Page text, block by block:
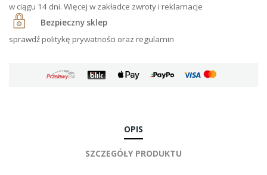
w ciągu 14 dni. Więcej w zakładce zwroty i reklamacje
Bezpieczny sklep
sprawdź politykę prywatności oraz regulamin
OPIS
SZCZEGÓŁY PRODUKTU